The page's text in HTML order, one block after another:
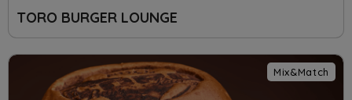
TORO BURGER LOUNGE
Mix&Match